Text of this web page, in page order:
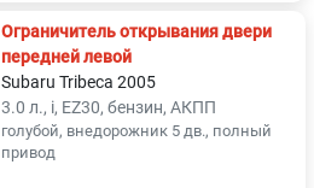
Ограничитель открывания двери
передней левой
Subaru Tribeca 2005
3.0 л., i, EZ30, бензин, АКПП
голубой, внедорожник 5 дв., полный
привод